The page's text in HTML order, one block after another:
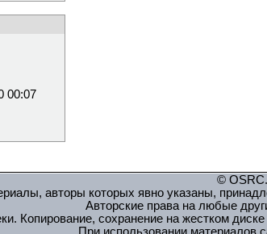
00:07
©
авторы которых явно указаны,
Авторские права на любые
Копирование, сохранение на жестком